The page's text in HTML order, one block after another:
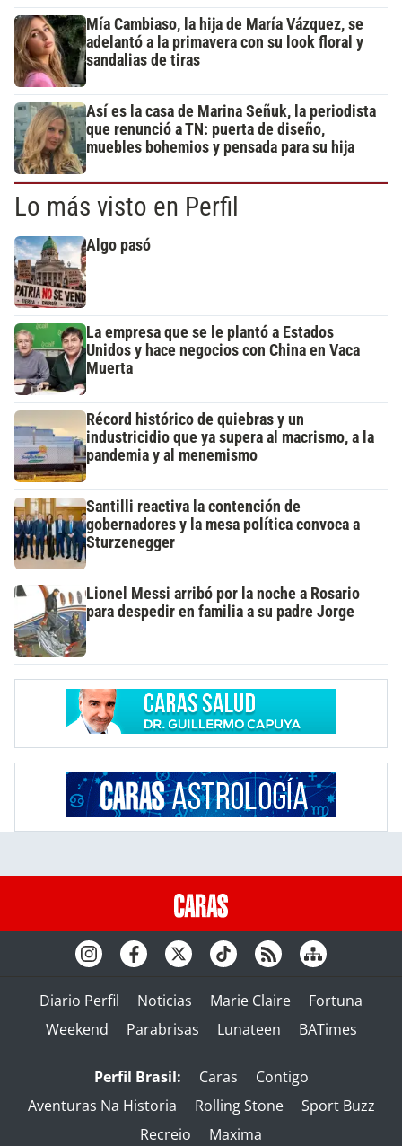
Mía Cambiaso, la hija de María Vázquez, se
adelantó a la primavera con su look floral y
sandalias de tiras
Así es la casa de Marina Señuk, la periodista
que renunció a TN: puerta de diseño,
muebles bohemios y pensada para su hija
Lo más visto en Perfil
Algo pasó
La empresa que se le plantó a Estados
Unidos y hace negocios con China en Vaca
Muerta
Récord histórico de quiebras y un
industricidio que ya supera al macrismo, a la
pandemia y al menemismo
Santilli reactiva la contención de
gobernadores y la mesa política convoca a
Sturzenegger
Lionel Messi arribó por la noche a Rosario
para despedir en familia a su padre Jorge
Diario Perfil Noticias Marie Claire
Fortuna
Weekend
Parabrisas Lunateen BATimes
Perfil Brasil: Caras
Contigo
Aventuras Na Historia
Rolling Stone
Sport Buzz
Recreio
Maxima